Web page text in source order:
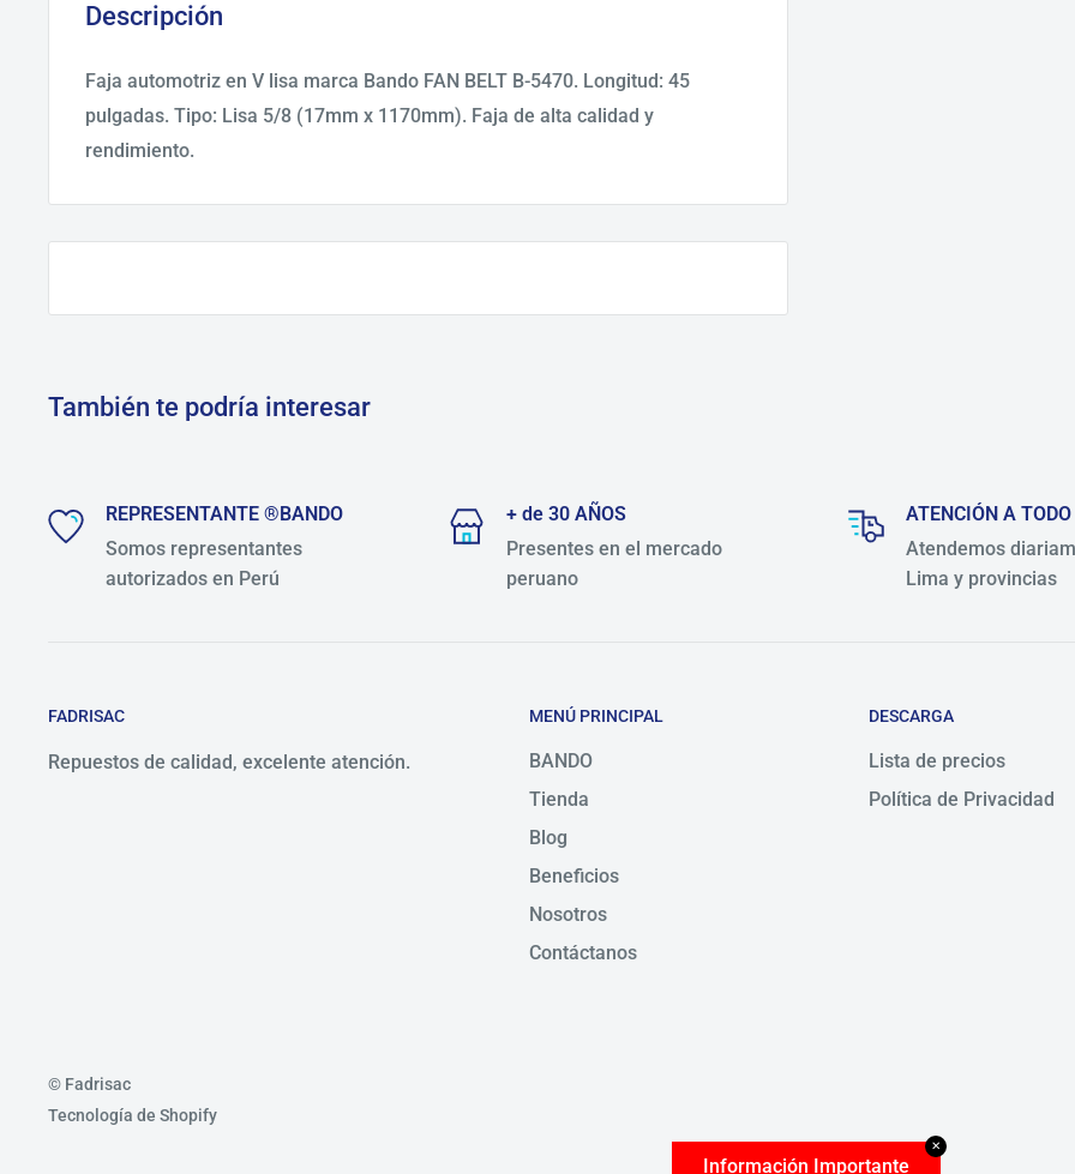
Descripción
Faja automotriz en V lisa marca Bando FAN BELT B-5470. Longitud: 45
pulgadas. Tipo: Lisa 5/8 (17mm x 1170mm). Faja de alta calidad y
rendimiento.
También te podría interesar
REPRESENTANTE ®BANDO
Somos representantes
autorizados en Perú
+ de 30 AÑOS
Presentes en el mercado
peruano
ATENCIÓN A TODO
Atendemos
Lima y provincias
FADRISAC
Repuestos de calidad, excelente atención.
MENÚ PRINCIPAL
BANDO
Tienda
Blog
Beneficios
Nosotros
Contáctanos
DESCARGA
Lista de precios
Política de Privacidad
© Fadrisac
Tecnología de Shopify
✕
Información Importante